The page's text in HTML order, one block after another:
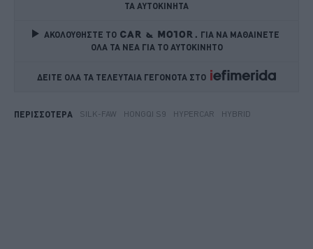
ΤΑ ΑΥΤΟΚΙΝΗΤΑ
ΑΚΟΛΟΥΘΗΣΤΕ ΤΟ
ΓΙΑ ΝΑ ΜΑΘΑΙΝΕΤΕ
ΟΛΑ ΤΑ ΝΕΑ ΓΙΑ ΤΟ ΑΥΤΟΚΙΝΗΤΟ
ΔΕΙΤΕ ΟΛΑ ΤΑ ΤΕΛΕΥΤΑΙΑ ΓΕΓΟΝΟΤΑ ΣΤΟ
ΠΕΡΙΣΣΟΤΕΡΑ SILK-FAW HONGQI S9 HYPERCAR HYBRID